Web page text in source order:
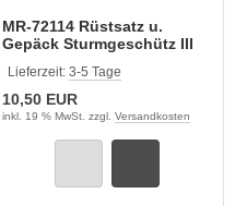
MR-72114 Rüstsatz u.
Gepäck Sturmgeschütz III
Lieferzeit: 3-5 Tage
10,50 EUR
inkl. 19 % MwSt. zzgl. Versandkosten